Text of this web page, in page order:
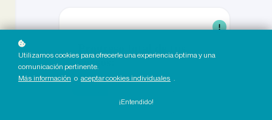
cursos:
Utilizamos cookies para ofrecerle una experiencia óptima y una
comunicación pertinente.
Más información o aceptar cookies individuales .
¡Entendido!